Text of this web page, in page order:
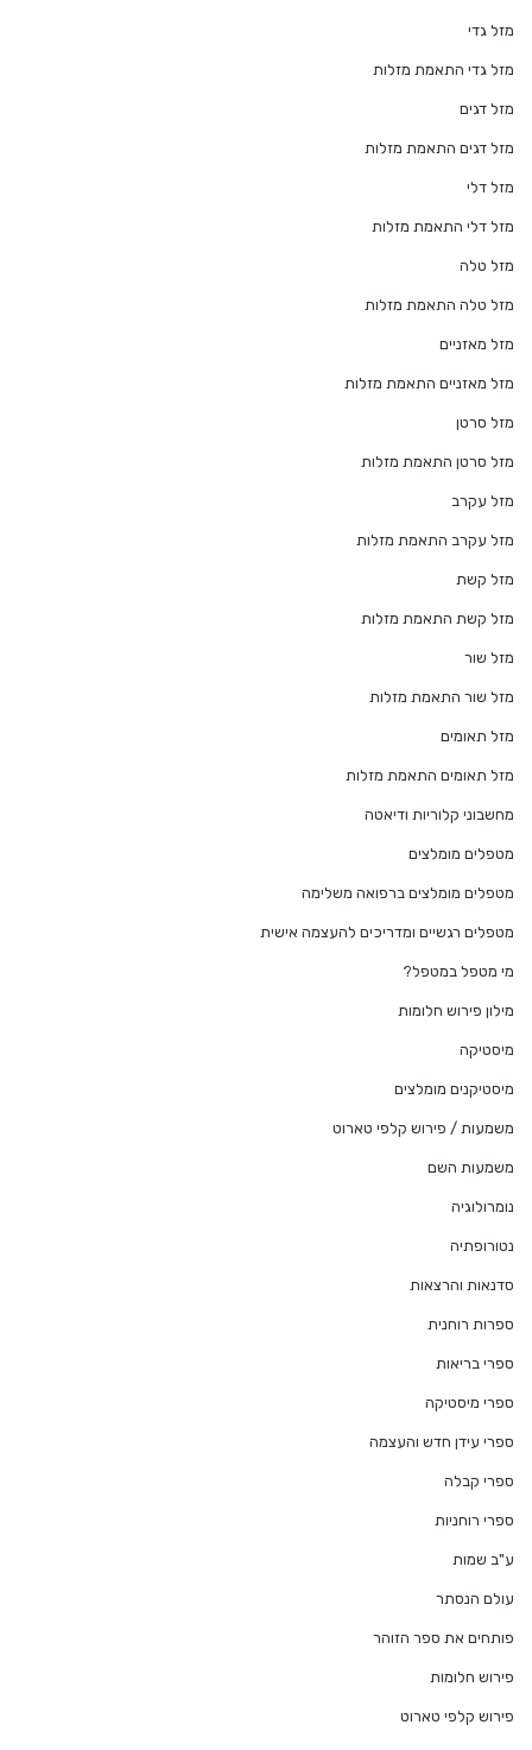
מזל גדי
מזל גדי התאמת מזלות
מזל דגים
מזל דגים התאמת מזלות
מזל דלי
מזל דלי התאמת מזלות
מזל טלה
מזל טלה התאמת מזלות
מזל מאזניים
מזל מאזניים התאמת מזלות
מזל סרטן
מזל סרטן התאמת מזלות
מזל עקרב
מזל עקרב התאמת מזלות
מזל קשת
מזל קשת התאמת מזלות
מזל שור
מזל שור התאמת מזלות
מזל תאומים
מזל תאומים התאמת מזלות
מחשבוני קלוריות ודיאטה
מטפלים מומלצים
מטפלים מומלצים ברפואה משלימה
מטפלים רגשיים ומדריכים להעצמה אישית
מי מטפל במטפל?
מילון פירוש חלומות
מיסטיקה
מיסטיקנים מומלצים
משמעות / פירוש קלפי טארוט
משמעות השם
נומרולוגיה
נטורופתיה
סדנאות והרצאות
ספרות רוחנית
ספרי בריאות
ספרי מיסטיקה
ספרי עידן חדש והעצמה
ספרי קבלה
ספרי רוחניות
ע"ב שמות
עולם הנסתר
פותחים את ספר הזוהר
פירוש חלומות
פירוש קלפי טארוט